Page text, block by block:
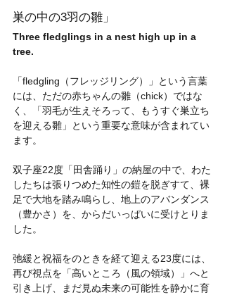
巣の中の3羽の雛」
Three fledglings in a nest high up in a
tree.
「fledgling（フレッジリング）」という言葉
には、ただの赤ちゃんの雛（chick）ではな
く、「羽毛が生えそろって、もうすぐ巣立ち
を迎える雛」という重要な意味が含まれてい
ます。
双子座22度「田舎踊り」の納屋の中で、わた
したちは張りつめた知性の鎧を脱ぎすて、裸
足で大地を踏み鳴らし、地上のアバンダンス
（豊かさ）を、からだいっぱいに受けとりま
した。
弛緩と祝福をのときを経て迎える23度には、
再び視点を「高いところ（風の領域）」へと
引き上げ、まだ見ぬ未来の可能性を静かに育